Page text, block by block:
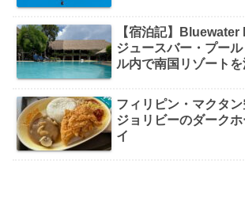
【宿泊記】
ジュースバー・プー
ル内で南国リゾート
フィリピン・マクタン
ジョリビーのダーク
イ